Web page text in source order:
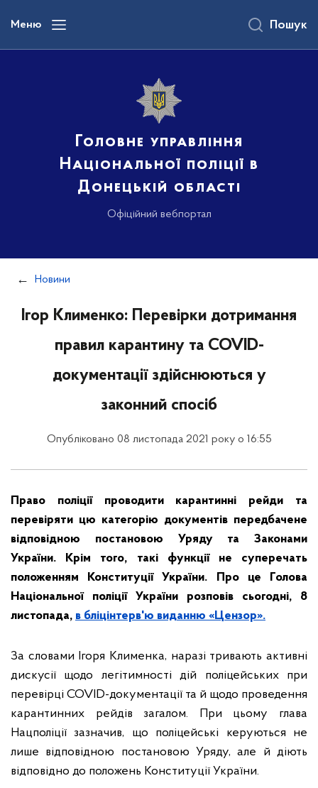
вмісту
Меню
Головне управління
Національної поліції в
Донецькій області
Офіційний вебпортал
Пошук
Новини
Ігор Клименко: Перевірки дотримання
правил карантину та COVID-
документації здійснюються у
законний спосіб
Опубліковано 08 листопада 2021 року о 16:55
Право поліції проводити карантинні рейди та
перевіряти цю категорію документів передбачене
відповідною постановою Уряду та Законами
України. Крім того, такі функції не суперечать
положенням Конституції України. Про це Голова
Національної поліції України розповів сьогодні, 8
листопада, в бліцінтерв'ю виданню «Цензор».
За словами Ігоря Клименка, наразі тривають активні
дискусії щодо легітимності дій поліцейських при
перевірці COVID-документації та й щодо проведення
карантинних рейдів загалом. При цьому глава
Нацполіції зазначив, що поліцейські керуються не
лише відповідною постановою Уряду, але й діють
відповідно до положень Конституції України.